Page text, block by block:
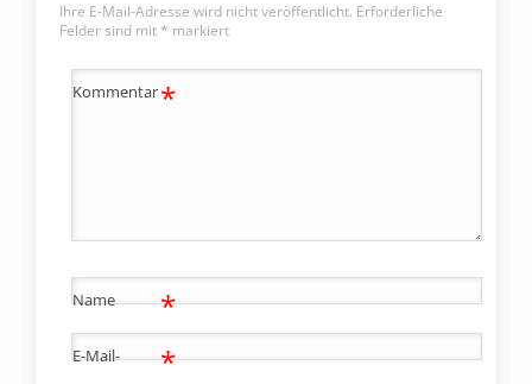
Ihre E-Mail-Adresse wird nicht veröffentlicht. Erforderliche
Felder sind mit * markiert
Kommentar*
Name *
E-Mail- *